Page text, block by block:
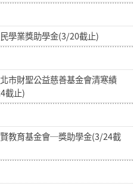
學業獎助學金(3/20截止)
市財聖公益慈善基金會清寒績
截止)
教育基金會─獎助學金(3/24截